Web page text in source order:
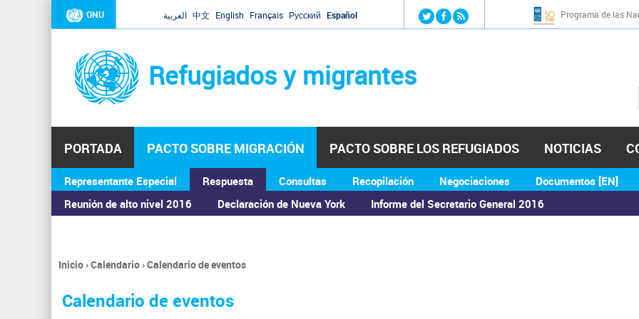
Jump to navigation
ONU العربية 中文 English Français Русский Español Programa de las
Refugiados y migrantes
PORTADA PACTO SOBRE MIGRACIÓN
Representante Especial
Respuesta
Reunión de alto nivel 2016
Declaración de Nueva York Informe del Secretario General 2016
Consultas Recopilación Negociaciones Documentos [EN]
PACTO SOBRE LOS REFUGIADOS NOTICIAS
ASAMBLEA GENERAL
Se
encuentra
usted
Inicio›Calendario›Calendario de eventos
Calendario de eventos